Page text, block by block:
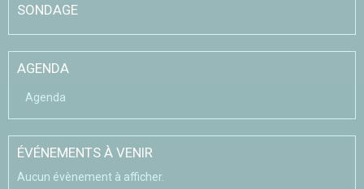
SONDAGE
AGENDA
Agenda
ÉVÉNEMENTS À VENIR
Aucun évènement à afficher.